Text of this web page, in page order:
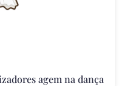
agem na dança